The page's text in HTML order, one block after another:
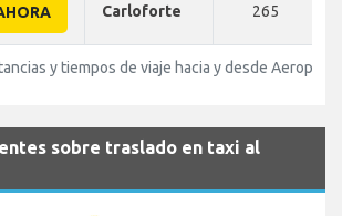
Carloforte 265
y tiempos de viaje hacia y desde
sobre traslado en taxi al